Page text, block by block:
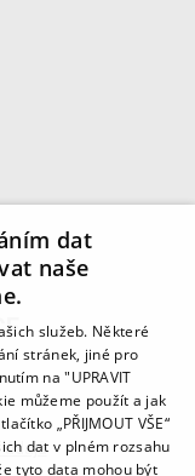
údajů
dat
naše
služeb. Některé
stránek, jiné pro
na "UPRAVIT
můžeme použít a jak
„PŘIJMOUT VŠE“
dat v plném rozsahu
tyto data mohou být